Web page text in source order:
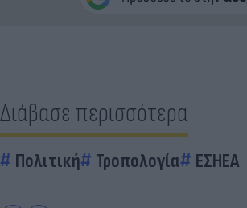
Διάβασε περισσότερα
Πολιτική Τροπολογία ΕΣΗΕΑ